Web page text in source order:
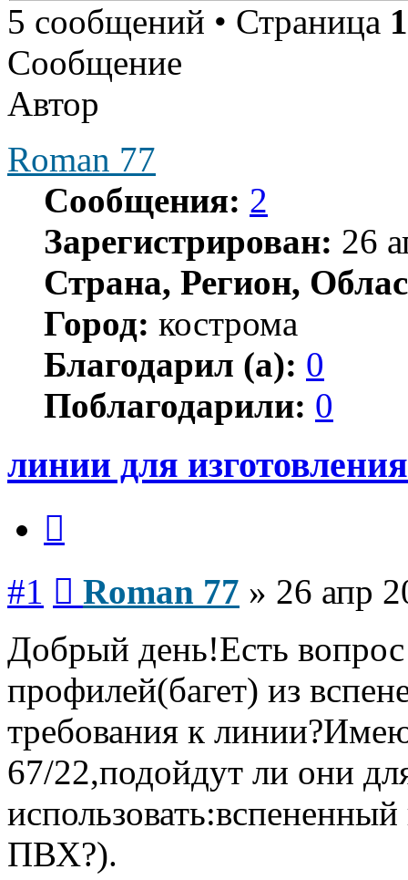
5 сообщений • Страница 1
Сообщение
Автор
Roman 77
Сообщения: 2
Зарегистрирован: 26
Страна, Регион,
Город: кострома
Благодарил (а): 0
Поблагодарили: 0
линии для
#1 Roman 77 » 26 апр
Добрый день!Есть вопрос
профилей(багет) из
требования к
67/22,подойдут ли они
ПВХ?).